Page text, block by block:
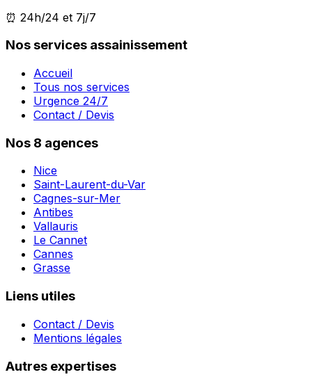
⏰ 24h/24 et 7j/7
Nos services assainissement
Accueil
Tous nos services
Urgence 24/7
Contact / Devis
Nos 8 agences
Nice
Saint-Laurent-du-Var
Cagnes-sur-Mer
Antibes
Vallauris
Le Cannet
Cannes
Grasse
Liens utiles
Contact / Devis
Mentions légales
Autres expertises